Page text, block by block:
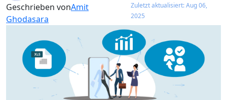
Geschrieben vonAmit
Ghodasara
Zuletzt aktualisiert: Aug 06,
2025